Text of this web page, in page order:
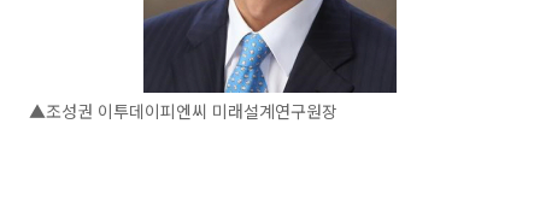
▲조성권 이투데이피엔씨 미래설계연구원장